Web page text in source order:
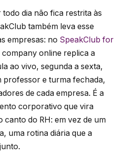
dia não fica restrita às
também leva esse
empresas: no SpeakClub for
online replica a
ao vivo, segunda a sexta,
professor e turma fechada,
de cada empresa. É a
corporativo que vira
canto do RH: em vez de um
uma rotina diária que a